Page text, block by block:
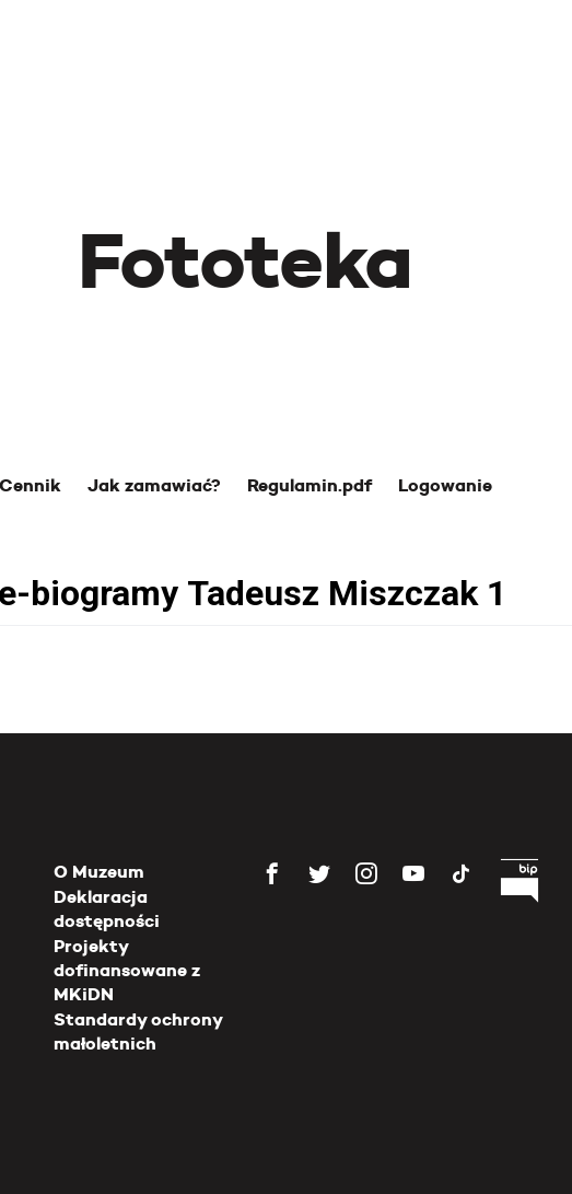
Fototeka
Jak zamawiać? Regulamin.pdf Logowanie
O Muzeum
Deklaracja
dostępności
Projekty
dofinansowane z
MKiDN
Standardy ochrony
małoletnich